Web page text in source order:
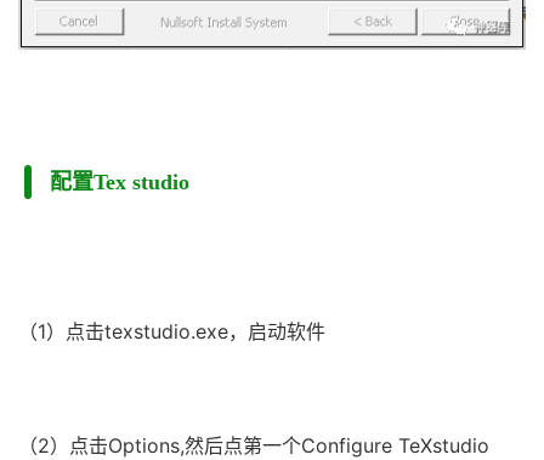
配置Tex studio
（1）点击texstudio.exe，启动软件
（2）点击Options,然后点第一个Configure TeXstudio